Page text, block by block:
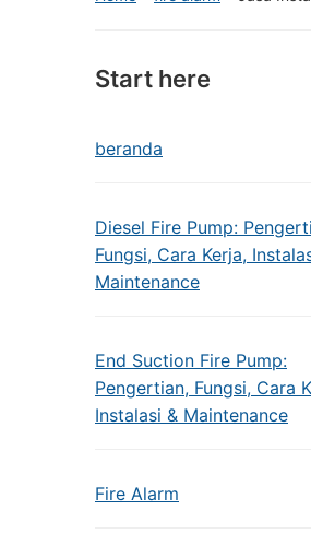
Start here
beranda
Diesel Fire Pump:
Fungsi, Cara Kerja,
Maintenance
End Suction Fire Pump:
Pengertian, Fungsi, Cara
Instalasi & Maintenance
Fire Alarm